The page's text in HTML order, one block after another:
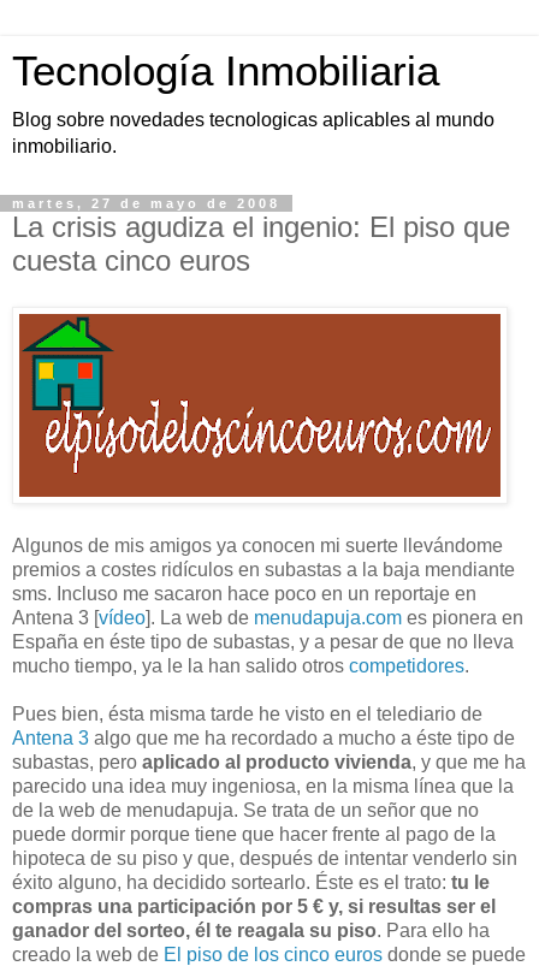
Tecnología Inmobiliaria
Blog sobre novedades tecnologicas aplicables al mundo
inmobiliario.
martes, 27 de mayo de 2008
La crisis agudiza el ingenio: El piso que
cuesta cinco euros
Algunos de mis amigos ya conocen mi suerte llevándome
premios a costes ridículos en subastas a la baja mendiante
sms. Incluso me sacaron hace poco en un reportaje en
Antena 3 [vídeo]. La web de menudapuja.com es pionera en
España en éste tipo de subastas, y a pesar de que no lleva
mucho tiempo, ya le la han salido otros competidores.
Pues bien, ésta misma tarde he visto en el telediario de
Antena 3 algo que me ha recordado a mucho a éste tipo de
subastas, pero aplicado al producto vivienda, y que me ha
parecido una idea muy ingeniosa, en la misma línea que la
de la web de menudapuja. Se trata de un señor que no
puede dormir porque tiene que hacer frente al pago de la
hipoteca de su piso y que, después de intentar venderlo sin
éxito alguno, ha decidido sortearlo. Éste es el trato: tu le
compras una participación por 5 € y, si resultas ser el
ganador del sorteo, él te reagala su piso. Para ello ha
creado la web de El piso de los cinco euros donde se puede